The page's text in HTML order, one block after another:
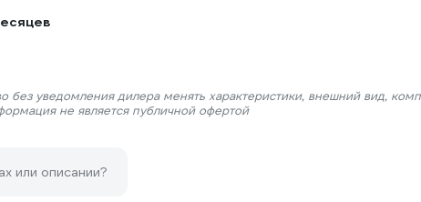
без уведомления дилера менять характеристики, внешний вид,
не является публичной офертой
или описании?